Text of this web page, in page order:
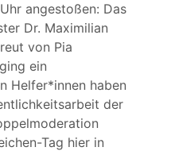
angestoßen: Das
Dr. Maximilian
von Pia
ein
Helfer*innen haben
der
Tag hier in